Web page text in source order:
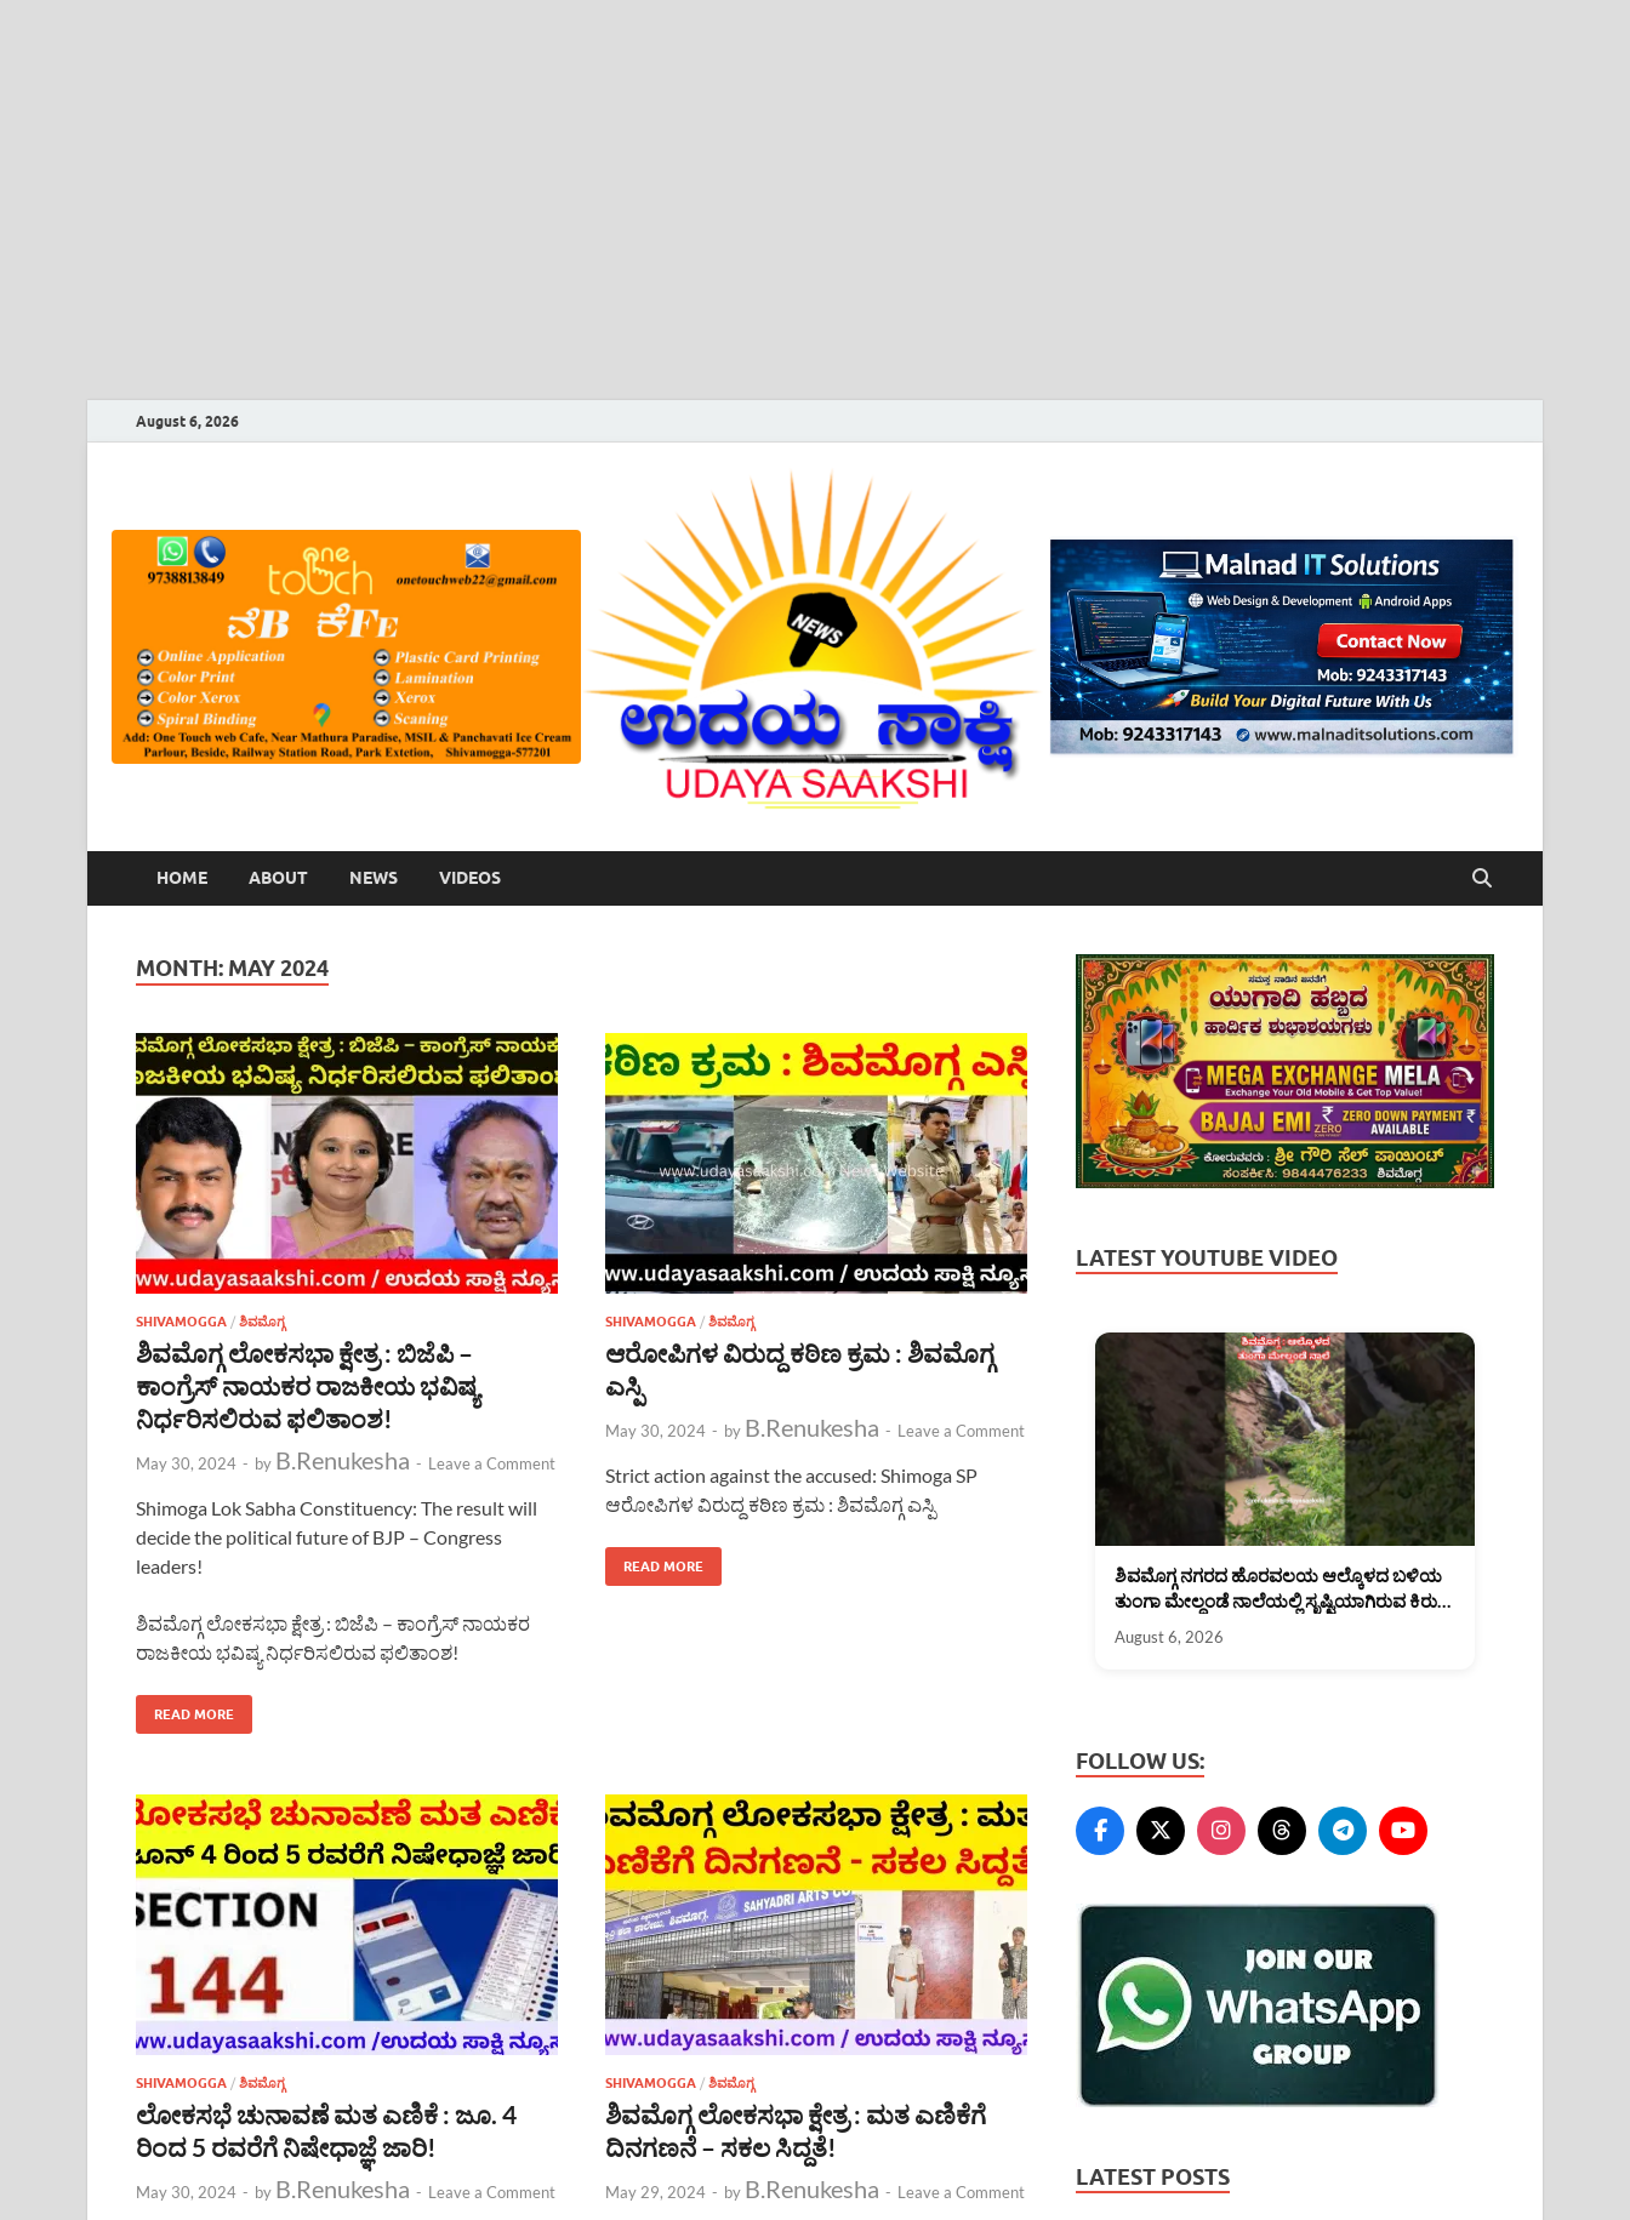
August 6, 2026
HOME ABOUT NEWS VIDEOS
MONTH: MAY 2024
SHIVAMOGGA / ಶಿವಮೊಗ್ಗ
ಶಿವಮೊಗ್ಗ ಲೋಕಸಭಾ ಕ್ಷೇತ್ರ : ಬಿಜೆಪಿ –
ಕಾಂಗ್ರೆಸ್ ನಾಯಕರ ರಾಜಕೀಯ ಭವಿಷ್ಯ
ನಿರ್ಧರಿಸಲಿರುವ ಫಲಿತಾಂಶ!
May 30, 2024 - by B.Renukesha - Leave a Comment
Shimoga Lok Sabha Constituency: The result will
decide the political future of BJP – Congress
leaders!
ಶಿವಮೊಗ್ಗ ಲೋಕಸಭಾ ಕ್ಷೇತ್ರ : ಬಿಜೆಪಿ – ಕಾಂಗ್ರೆಸ್ ನಾಯಕರ
ರಾಜಕೀಯ ಭವಿಷ್ಯ ನಿರ್ಧರಿಸಲಿರುವ ಫಲಿತಾಂಶ!
READ MORE
SHIVAMOGGA / ಶಿವಮೊಗ್ಗ
ಆರೋಪಿಗಳ ವಿರುದ್ದ ಕಠಿಣ ಕ್ರಮ : ಶಿವಮೊಗ್ಗ
ಎಸ್ಪಿ
May 30, 2024 - by B.Renukesha - Leave a Comment
Strict action against the accused: Shimoga SP
ಆರೋಪಿಗಳ ವಿರುದ್ದ ಕಠಿಣ ಕ್ರಮ : ಶಿವಮೊಗ್ಗ ಎಸ್ಪಿ
READ MORE
SHIVAMOGGA / ಶಿವಮೊಗ್ಗ
ಲೋಕಸಭೆ ಚುನಾವಣೆ ಮತ ಎಣಿಕೆ : ಜೂ. 4
ರಿಂದ 5 ರವರೆಗೆ ನಿಷೇಧಾಜ್ಞೆ ಜಾರಿ!
May 30, 2024 - by B.Renukesha - Leave a Comment
SHIVAMOGGA / ಶಿವಮೊಗ್ಗ
ಶಿವಮೊಗ್ಗ ಲೋಕಸಭಾ ಕ್ಷೇತ್ರ : ಮತ ಎಣಿಕೆಗೆ
ದಿನಗಣನೆ – ಸಕಲ ಸಿದ್ದತೆ!
May 29, 2024 - by B.Renukesha - Leave a Comment
LATEST YOUTUBE VIDEO
ಶಿವಮೊಗ್ಗ ನಗರದ ಹೊರವಲಯ ಆಲ್ಕೊಳದ ಬಳಿಯ
ತುಂಗಾ ಮೇಲ್ದಂಡೆ ನಾಲೆಯಲ್ಲಿ ಸೃಷ್ಟಿಯಾಗಿರುವ ಕಿರು
August 6, 2026
FOLLOW US:
LATEST POSTS